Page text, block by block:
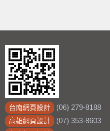
台南網頁設計 (06) 279-8188
高雄網頁設計 (07) 353-8603